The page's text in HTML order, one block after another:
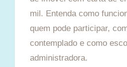
mil. Entenda como
quem pode participar,
contemplado e como
administradora.